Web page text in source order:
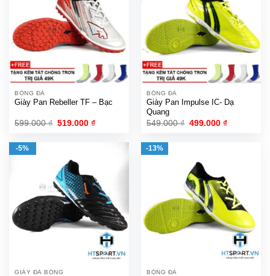
BÓNG ĐÁ
Giày Pan Rebeller TF – Bạc
599.000₫ Giá
519.000₫Giá
BÓNG ĐÁ
Giày Pan Impulse IC- Dạ
Quang
549.000₫ Giá
499.000₫Giá
-5%
GIÀY ĐÁ BÓNG
-13%
BÓNG ĐÁ